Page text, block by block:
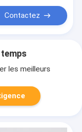
Contactez
les meilleurs